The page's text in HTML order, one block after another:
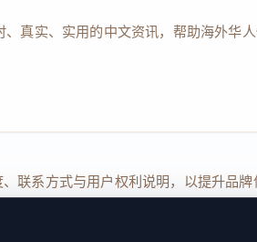
真实、实用的中文资讯，帮助海外华人
联系方式与用户权利说明，以提升品牌